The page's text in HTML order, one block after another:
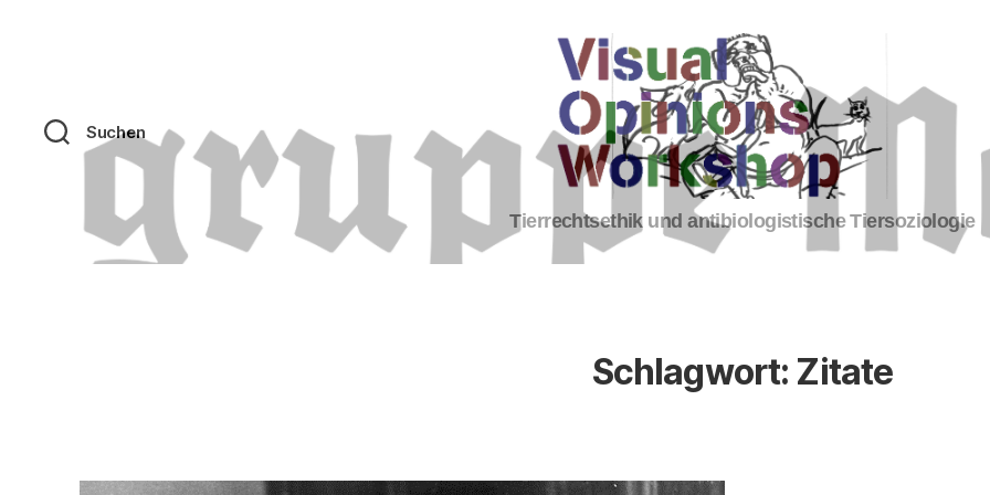
Tierrechte
Tierrechtsethik und antibiologistische Tiersoziologie
Suchen
Schlagwort: Zitate